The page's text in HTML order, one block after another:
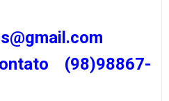
(98)98867-